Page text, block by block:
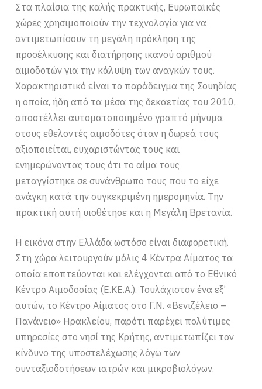
Στα πλαίσια της καλής πρακτικής, Ευρωπαϊκές
χώρες χρησιμοποιούν την τεχνολογία για να
αντιμετωπίσουν τη μεγάλη πρόκληση της
προσέλκυσης και διατήρησης ικανού αριθμού
αιμοδοτών για την κάλυψη των αναγκών τους.
Χαρακτηριστικό είναι το παράδειγμα της Σουηδίας
η οποία, ήδη από τα μέσα της δεκαετίας του 2010,
αποστέλλει αυτοματοποιημένο γραπτό μήνυμα
στους εθελοντές αιμοδότες όταν η δωρεά τους
αξιοποιείται, ευχαριστώντας τους και
ενημερώνοντας τους ότι το αίμα τους
μεταγγίστηκε σε συνάνθρωπο τους που το είχε
ανάγκη κατά την συγκεκριμένη ημερομηνία. Την
πρακτική αυτή υιοθέτησε και η Μεγάλη Βρετανία.
Η εικόνα στην Ελλάδα ωστόσο είναι διαφορετική.
Στη χώρα λειτουργούν μόλις 4 Κέντρα Αίματος τα
οποία εποπτεύονται και ελέγχονται από το Εθνικό
Κέντρο Αιμοδοσίας (Ε.ΚΕ.Α.). Τουλάχιστον ένα εξ’
αυτών, το Κέντρο Αίματος στο Γ.Ν. «Βενιζέλειο –
Πανάνειο» Ηρακλείου, παρότι παρέχει πολύτιμες
υπηρεσίες στο νησί της Κρήτης, αντιμετωπίζει τον
κίνδυνο της υποστελέχωσης λόγω των
συνταξιοδοτήσεων ιατρών και μικροβιολόγων.